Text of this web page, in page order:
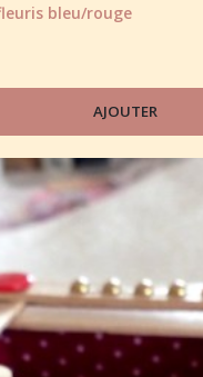
bleu/rouge
AJOUTER